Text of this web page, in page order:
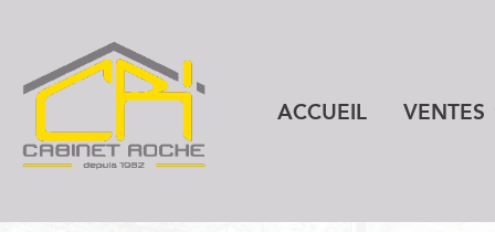
ACCUEIL VENTES